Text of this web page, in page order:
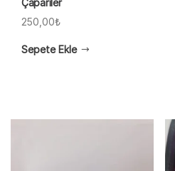
250,00₺
Sepete Ekle